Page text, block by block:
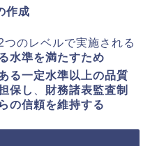
作成
のレベルで実施される
水準を満たすため
る一定水準以上の品質
保し
財務諸表監査制
の信頼を維持する